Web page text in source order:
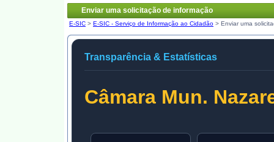
Enviar uma solicitação de informação
E-SIC > E-SIC - Serviço de Informação ao Cidadão > Enviar uma
Transparência & Estatísticas
Câmara Mun.